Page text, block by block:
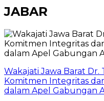
JABAR
Wakajati Jawa Barat Dr.
Komitmen Integritas
dalam Apel Gabungan